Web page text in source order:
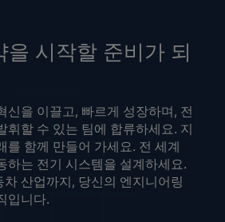
을 시작할 준비가 되
신을 이끌고, 빠르게 성장하며, 전
휘할 수 있는 팀에 합류하세요. 지
를 함께 만들어 가세요. 전 세계
하는 전기 시스템을 설계하세요.
산업까지, 당신의 엔지니어링
입니다.